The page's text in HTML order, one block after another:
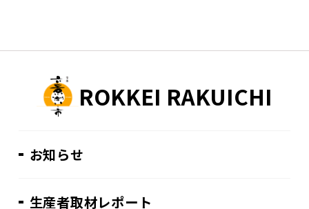
ROKKEI RAKUICHI
お知らせ
生産者取材レポート